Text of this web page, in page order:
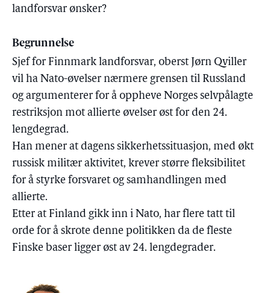
landforsvar ønsker?
Begrunnelse
Sjef for Finnmark landforsvar, oberst Jørn Qviller
vil ha Nato-øvelser nærmere grensen til Russland
og argumenterer for å oppheve Norges selvpålagte
restriksjon mot allierte øvelser øst for den 24.
lengdegrad.
Han mener at dagens sikkerhetssituasjon, med økt
russisk militær aktivitet, krever større fleksibilitet
for å styrke forsvaret og samhandlingen med
allierte.
Etter at Finland gikk inn i Nato, har flere tatt til
orde for å skrote denne politikken da de fleste
Finske baser ligger øst av 24. lengdegrader.